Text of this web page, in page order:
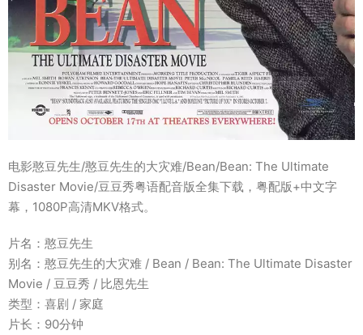
电影憨豆先生/憨豆先生的大灾难/Bean/Bean: The Ultimate
Disaster Movie/豆豆秀粤语配音版全集下载，粤配版+中文字
幕，1080P高清MKV格式。
片名：憨豆先生
别名：憨豆先生的大灾难 / Bean / Bean: The Ultimate Disaster
Movie / 豆豆秀 / 比恩先生
类型：喜剧 / 家庭
片长：90分钟